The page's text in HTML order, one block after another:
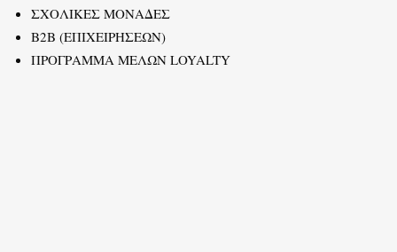
ΣΧΟΛΙΚΕΣ ΜΟΝΑΔΕΣ
B2B (ΕΠΙΧΕΙΡΗΣΕΩΝ)
ΠΡΟΓΡΑΜΜΑ ΜΕΛΩΝ LOYALTY